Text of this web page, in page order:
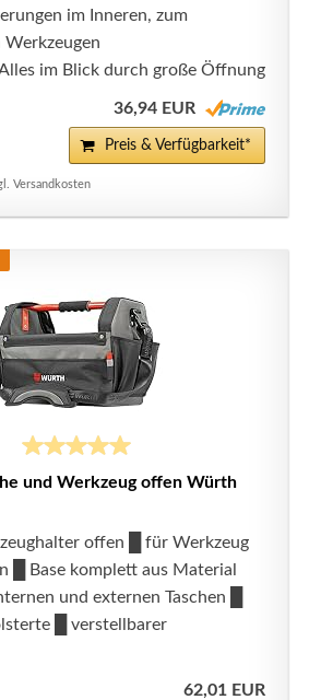
im Inneren, zum
Werkzeugen
im Blick durch große Öffnung
36,94 EUR
Preis & Verfügbarkeit*
Versandkosten
und Werkzeug offen Würth
offen █ für Werkzeug
█ Base komplett aus Material
und externen Taschen █
█ verstellbarer
62,01 EUR